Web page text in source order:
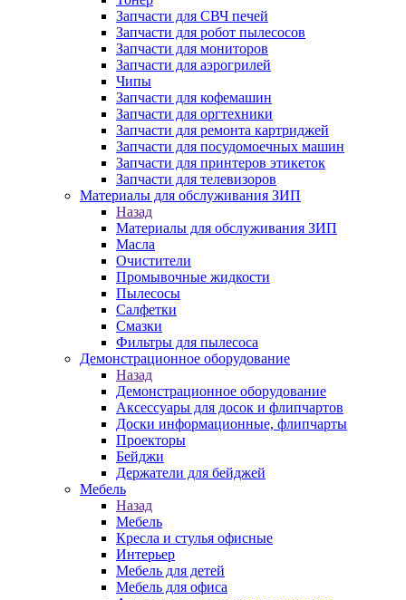
Запчасти для СВЧ печей
Запчасти для робот пылесосов
Запчасти для мониторов
Запчасти для аэрогрилей
Чипы
Запчасти для кофемашин
Запчасти для оргтехники
Запчасти для ремонта картриджей
Запчасти для посудомоечных машин
Запчасти для принтеров этикеток
Запчасти для телевизоров
Материалы для обслуживания ЗИП
Назад
Материалы для обслуживания ЗИП
Масла
Очистители
Промывочные жидкости
Пылесосы
Салфетки
Смазки
Фильтры для пылесоса
Демонстрационное оборудование
Назад
Демонстрационное оборудование
Аксессуары для досок и флипчартов
Доски информационные, флипчарты
Проекторы
Бейджи
Держатели для бейджей
Мебель
Назад
Мебель
Кресла и стулья офисные
Интерьер
Мебель для детей
Мебель для офиса